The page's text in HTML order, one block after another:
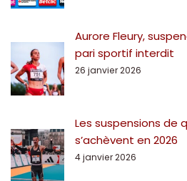
Aurore Fleury,
pari sportif interdit
26 janvier 2026
Les suspensions de
s’achèvent en 2026
4 janvier 2026